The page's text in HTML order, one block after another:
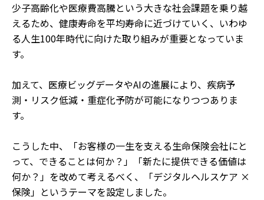
少子高齢化や医療費高騰という大きな社会課題を乗り越
えるため、健康寿命を平均寿命に近づけていく、いわゆ
る人生100年時代に向けた取り組みが重要となっていま
す。
加えて、医療ビッグデータやAIの進展により、疾病予
測・リスク低減・重症化予防が可能になりつつありま
す。
こうした中、「お客様の一生を支える生命保険会社にと
って、できることは何か？」「新たに提供できる価値は
何か？」を改めて考えるべく、「デジタルヘルスケア ×
保険」というテーマを設定しました。